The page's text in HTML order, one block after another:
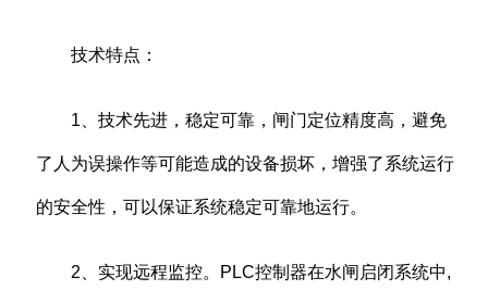
技术特点：
1、技术先进，稳定可靠，闸门定位精度高，避免
了人为误操作等可能造成的设备损坏，增强了系统运行
的安全性，可以保证系统稳定可靠地运行。
2、实现远程监控。PLC控制器在水闸启闭系统中,